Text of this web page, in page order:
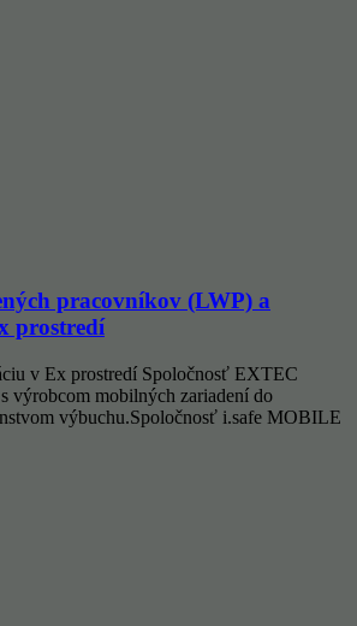
pracovníkov (LWP) a
prostredí
v Ex prostredí Spoločnosť EXTEC
výrobcom mobilných zariadení do
výbuchu.Spoločnosť i.safe MOBILE